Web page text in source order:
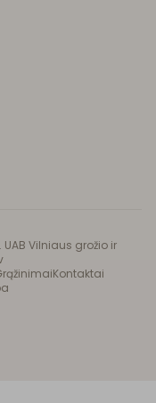
Vilniaus grožio ir
Kontaktai